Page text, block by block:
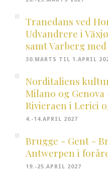
Tranedans ved
Udvandrere i
samt Varberg
30.MARTS TIL 1.APRIL
Norditaliens
Milano og
Rivieraen i Lerici
4.-14.APRIL 2027
Brugge - Gent -
Antwerpen i
19.-25.APRIL 2027